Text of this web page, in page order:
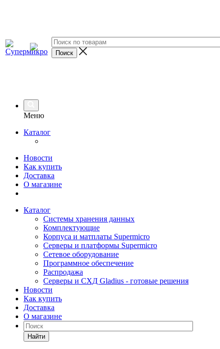
Меню
Каталог
Новости
Как купить
Доставка
О магазине
Каталог
Системы хранения данных
Комплектующие
Корпуса и матплаты Supermicro
Серверы и платформы Supermicro
Сетевое оборудование
Программное обеспечение
Распродажа
Серверы и СХД Gladius - готовые решения
Новости
Как купить
Доставка
О магазине
Найти